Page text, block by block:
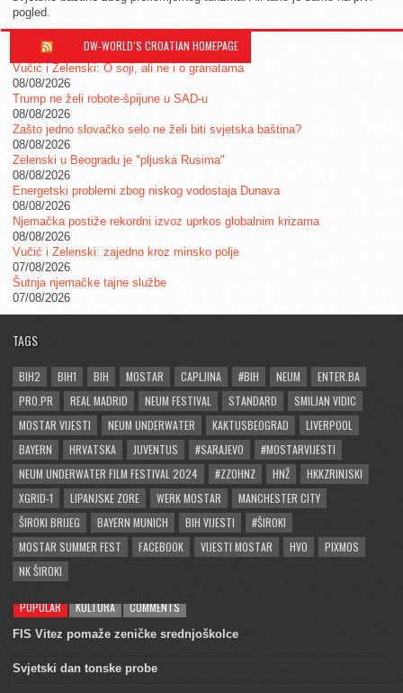
pogled.
DW-WORLD´S CROATIAN HOMEPAGE
Vučić i Zelenski: O soji, ali ne i o granatama
08/08/2026
Trump ne želi robote-špijune u SAD-u
08/08/2026
Zašto jedno slovačko selo ne želi biti svjetska baština?
08/08/2026
Zelenski u Beogradu je "pljuska Rusima"
08/08/2026
Energetski problemi zbog niskog vodostaja Dunava
08/08/2026
Njemačka postiže rekordni izvoz uprkos globalnim krizama
08/08/2026
Vučić i Zelenski: zajedno kroz minsko polje
07/08/2026
Šutnja njemačke tajne službe
07/08/2026
TAGS
BIH2 BIH1 BIH MOSTAR CAPLJINA #BIH NEUM
ENTER.BA
PRO.PR
REAL MADRID NEUM FESTIVAL STANDARD
SMILJAN VIDIC
MOSTAR VIJESTI
NEUM UNDERWATER KAKTUSBEOGRAD
LIVERPOOL
BAYERN
HRVATSKA JUVENTUS #SARAJEVO
#MOSTARVIJESTI
NEUM UNDERWATER FILM FESTIVAL 2024
#ZZOHNZ HNŽ
HKKZRINJSKI
XGRID-1
LIPANJSKE ZORE WERK MOSTAR
MANCHESTER CITY
ŠIROKI BRIJEG
BAYERN MUNICH BIH VIJESTI
#ŠIROKI
MOSTAR SUMMER FEST
FACEBOOK VIJESTI MOSTAR HVO
PIXMOS
NK ŠIROKI
POPULAR KULTURA COMMENTS
FIS Vitez pomaže zeničke srednjoškolce
Svjetski dan tonske probe